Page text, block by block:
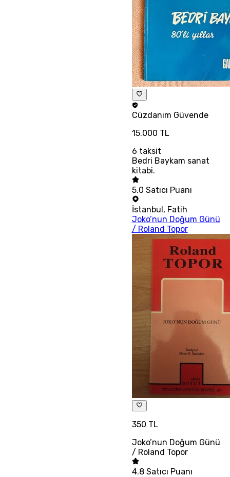
Cüzdanım Güvende
15.000 TL
6 taksit
Bedri Baykam sanat
kitabi.
5.0 Satıcı Puanı
İstanbul, Fatih
Joko’nun Doğum Günü
/ Roland Topor
350 TL
Joko’nun Doğum Günü
/ Roland Topor
4.8 Satıcı Puanı